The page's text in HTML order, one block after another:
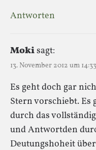
Antworten
Mokisagt:
13. November 2012 um
Es geht doch gar
Stern vorschiebt. Es
durch das
und Antwortden
Deutungshoheit